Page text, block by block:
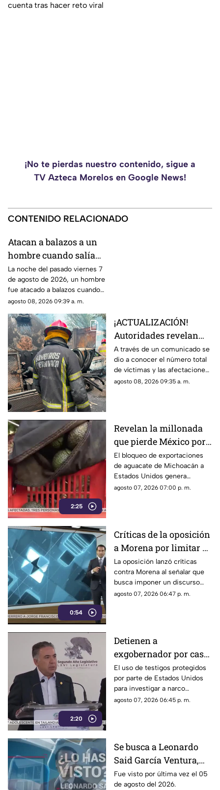
cuenta tras hacer reto viral
¡No te pierdas nuestro contenido, sigue a
TV Azteca Morelos en Google News!
CONTENIDO RELACIONADO
Atacan a balazos a un
hombre cuando salía
de una iglesia en
Cuautla, ¿cuál es su
estado de salud?
La noche del pasado viernes 7
de agosto de 2026, un hombre
fue atacado a balazos cuando
salía de una iglesia. Los hechos
Cuautla.
agosto 08, 2026 09:39 a. m.
¡ACTUALIZACIÓN!
Autoridades revelan
nueva información tras
la explosión de la pipa
de gas LP en
Cuernavaca
A través de un comunicado se
dio a conocer el número total
de víctimas y las afectaciones
tras el siniestro.
agosto 08, 2026 09:35 a. m.
2:25
Revelan la millonada
que pierde México por
el bloqueo de Estados
Unidos al aguacate de
Michoacán
El bloqueo de exportaciones
de aguacate de Michoacán a
Estados Unidos genera
pérdidas millonarias.
agosto 07, 2026 07:00 p. m.
0:54
Críticas de la oposición
a Morena por limitar el
debate político
La oposición lanzó críticas
contra Morena al señalar que
busca imponer un discurso
único y limitar las voces que
agosto 07, 2026 06:47 p. m.
2:20
Detienen a
exgobernador por caso
Ayotzinapa y desaforan
a alcaldes
El uso de testigos protegidos
por parte de Estados Unidos
para investigar a narco
políticos ha sido cuestionado
entre ellos Rubén Rocha y
Enrique Inzunza.
agosto 07, 2026 06:45 p. m.
Se busca a Leonardo
Said García Ventura,
desaparecido en
Cuernavaca
Fue visto por última vez el 05
de agosto del 2026.